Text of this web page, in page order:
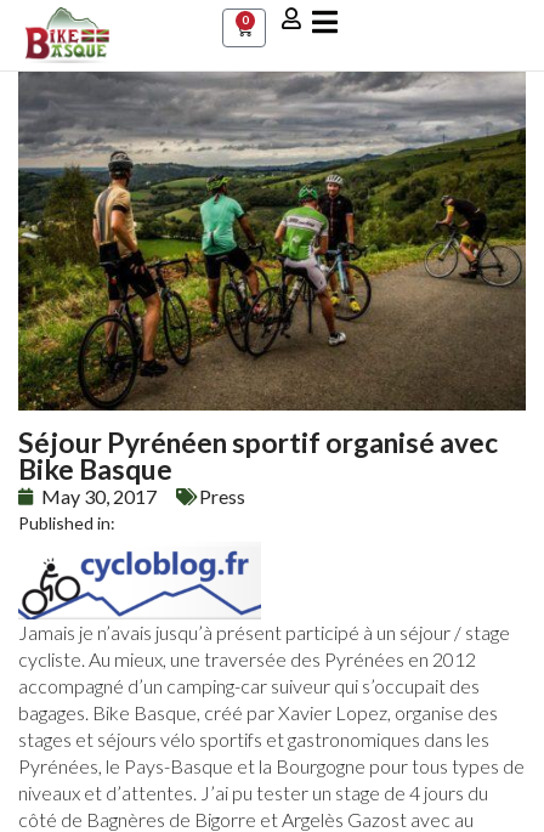
0
Séjour Pyrénéen sportif organisé avec
Bike Basque
May 30, 2017 Press
Published in:
Jamais je n’avais jusqu’à présent participé à un séjour / stage
cycliste. Au mieux, une traversée des Pyrénées en 2012
accompagné d’un camping-car suiveur qui s’occupait des
bagages. Bike Basque, créé par Xavier Lopez, organise des
stages et séjours vélo sportifs et gastronomiques dans les
Pyrénées, le Pays-Basque et la Bourgogne pour tous types de
niveaux et d’attentes. J’ai pu tester un stage de 4 jours du
côté de Bagnères de Bigorre et Argelès Gazost avec au